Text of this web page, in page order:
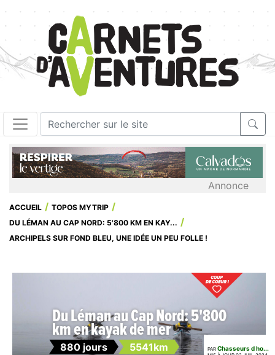
Annonce
ACCUEIL
TOPOS MYTRIP
DU LÉMAN AU CAP NORD: 5'800 KM EN KAY...
ARCHIPELS SUR FOND BLEU, UNE IDÉE UN PEU FOLLE !
Du Léman au Cap Nord: 5'800
km en kayak de mer
880 jours 5541km PAR Chasseurs d ho...